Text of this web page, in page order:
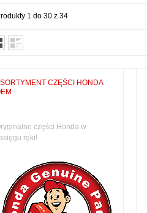
1 do 30 z 34
CZĘŚCI HONDA
części Honda w
ręki!